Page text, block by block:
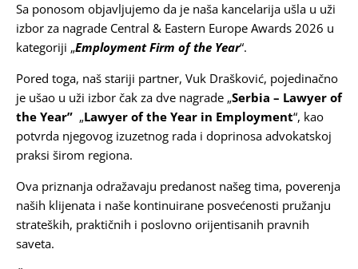
Sa ponosom objavljujemo da je naša kancelarija ušla u uži
izbor za nagrade Central & Eastern Europe Awards 2026 u
kategoriji „Employment Firm of the Year“.
Pored toga, naš stariji partner, Vuk Drašković, pojedinačno
je ušao u uži izbor čak za dve nagrade „Serbia – Lawyer of
the Year” „Lawyer of the Year in Employment“, kao
potvrda njegovog izuzetnog rada i doprinosa advokatskoj
praksi širom regiona.
Ova priznanja odražavaju predanost našeg tima, poverenja
naših klijenata i naše kontinuirane posvećenosti pružanju
strateških, praktičnih i poslovno orijentisanih pravnih
saveta.